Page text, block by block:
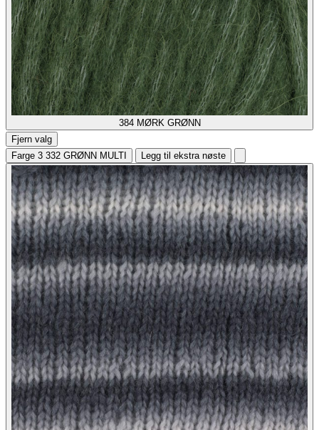
384 MØRK GRØNN
Fjern valg
Farge 3 332 GRØNN MULTI Legg til ekstra nøste